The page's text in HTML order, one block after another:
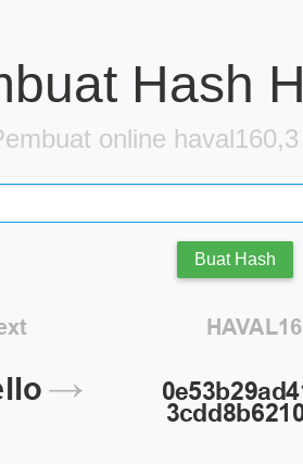
Hash
online
Buat Hash